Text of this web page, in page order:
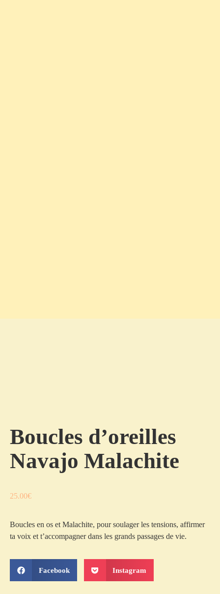
Boucles d’oreilles
Navajo Malachite
25.00€
Boucles en os et Malachite, pour soulager les tensions, affirmer
ta voix et t’accompagner dans les grands passages de vie.
Facebook Instagram